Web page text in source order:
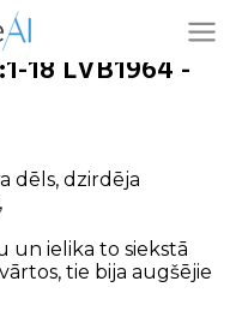
18 LVB1964 -
dēls, dzirdēja
un ielika to siekstā
tie bija augšējie